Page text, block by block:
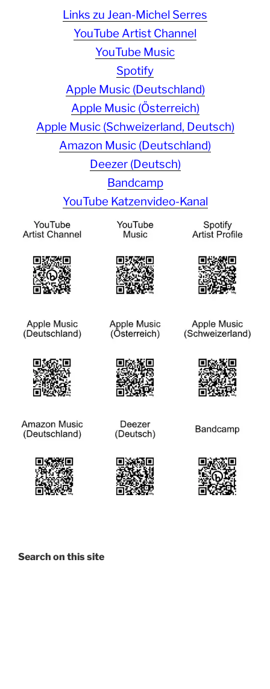
Links zu Jean-Michel Serres
YouTube Artist Channel
YouTube Music
Spotify
Apple Music (Deutschland)
Apple Music (Österreich)
Apple Music (Schweizerland, Deutsch)
Amazon Music (Deutschland)
Deezer (Deutsch)
Bandcamp
YouTube Katzenvideo-Kanal
Search on this site